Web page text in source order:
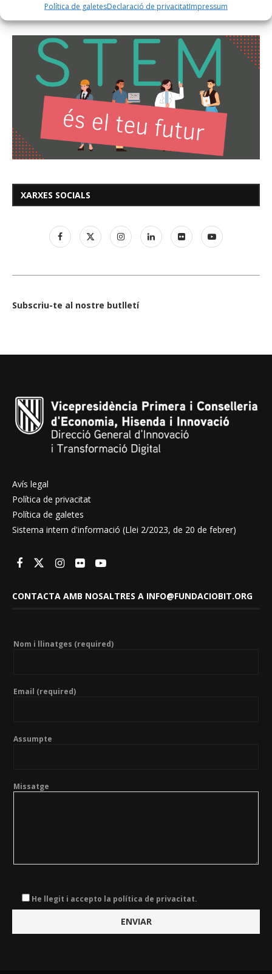
Política de galetesDeclaració de privacitatImpressum
XARXES SOCIALS
Subscriu-te al nostre butlletí
Avís legal
Política de privacitat
Política de galetes
Sistema intern d'informació (Llei 2/2023, de 20 de febrer)
CONTACTA AMB NOSALTRES A INFO@FUNDACIOBIT.ORG
Nom i llinatges (required)
Email (required)
Assumpte
Missatge
He llegit i accepto la política de privacitat.